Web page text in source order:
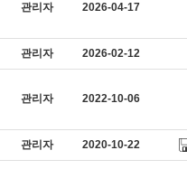
관리자 2026-04-17
관리자 2026-02-12
관리자 2022-10-06
관리자 2020-10-22